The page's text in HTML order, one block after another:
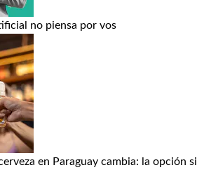
no piensa por vos
en Paraguay cambia: la opción